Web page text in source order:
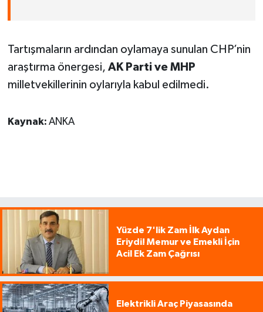
Tartışmaların ardından oylamaya sunulan CHP’nin
araştırma önergesi, AK Parti ve MHP
milletvekillerinin oylarıyla kabul edilmedi.
Kaynak: ANKA
Yüzde 7'lik Zam İlk Aydan
Eriydi! Memur ve Emekli İçin
Acil Ek Zam Çağrısı
Elektrikli Araç Piyasasında